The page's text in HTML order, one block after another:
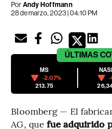
PorAndy Hoffmann
28 de marzo, 2023 | 04:10 PM
ÚLTIMAS
MS
-2.07%
213.75
Bloomberg — El
AG, que fue adquirido